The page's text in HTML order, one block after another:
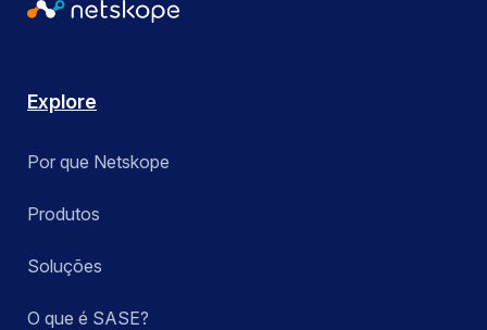
Explore
Por que Netskope
Produtos
Soluções
O que é SASE?